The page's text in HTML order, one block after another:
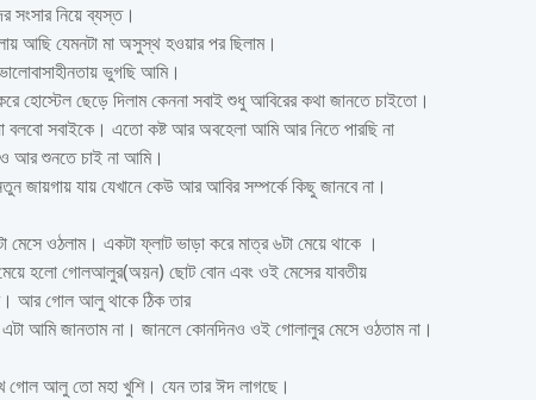
সংসার নিয়ে ব্যস্ত।
আছি যেমনটা মা অসুস্থ হওয়ার পর ছিলাম।
ভুগছি আমি।
হোস্টেল ছেড়ে দিলাম কেননা সবাই শুধু আবিরের কথা জানতে চাইতো।
বলবো সবাইকে। এতো কষ্ট আর অবহেলা আমি আর নিতে পারছি না
আর শুনতে চাই না আমি।
জায়গায় যায় যেখানে কেউ আর আবির সম্পর্কে কিছু জানবে না।
মেসে ওঠলাম। একটা ফ্লাট ভাড়া করে মাত্র ৬টা মেয়ে থাকে ।
হলো গোলআলুর(অয়ন) ছোট বোন এবং ওই মেসের যাবতীয়
আর গোল আলু থাকে ঠিক তার
এটা আমি জানতাম না। জানলে কোনদিনও ওই গোলালুর মেসে ওঠতাম না।
গোল আলু তো মহা খুশি। যেন তার ঈদ লাগছে।